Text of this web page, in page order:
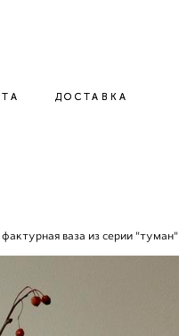
ДОСТАВКА
ДОСТАВКА
фактурная ваза из серии "туман"